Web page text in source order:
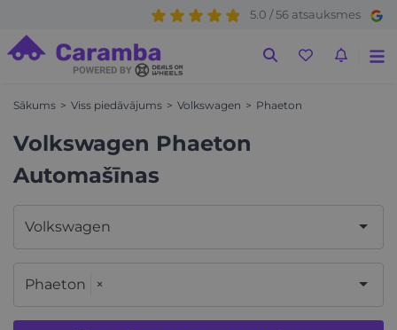
5.0 / 56 atsauksmes
Sākums Viss piedāvājums Volkswagen Phaeton
Volkswagen Phaeton
Automašīnas
Volkswagen
Phaeton ×